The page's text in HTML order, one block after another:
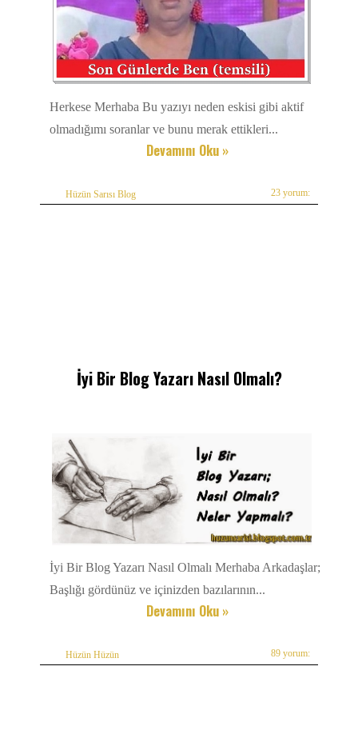
Herkese Merhaba Bu yazıyı neden eskisi gibi aktif
olmadığımı soranlar ve bunu merak ettikleri...
Devamını Oku »
Hüzün Sarısı Blog 23 yorum:
İyi Bir Blog Yazarı Nasıl Olmalı?
İyi Bir Blog Yazarı Nasıl Olmalı Merhaba Arkadaşlar;
Başlığı gördünüz ve içinizden bazılarının...
Devamını Oku »
Hüzün Hüzün 89 yorum: